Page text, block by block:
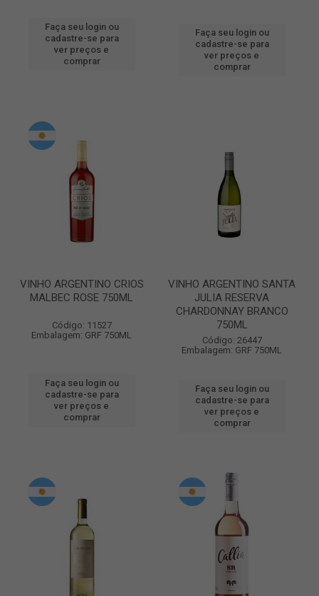
Faça seu login ou
cadastre-se para
ver preços e
comprar
Faça seu login ou
cadastre-se para
ver preços e
comprar
VINHO ARGENTINO CRIOS
MALBEC ROSE 750ML
Código: 11527
Embalagem: GRF 750ML
Faça seu login ou
cadastre-se para
ver preços e
comprar
VINHO ARGENTINO SANTA
JULIA RESERVA
CHARDONNAY BRANCO
750ML
Código: 26447
Embalagem: GRF 750ML
Faça seu login ou
cadastre-se para
ver preços e
comprar